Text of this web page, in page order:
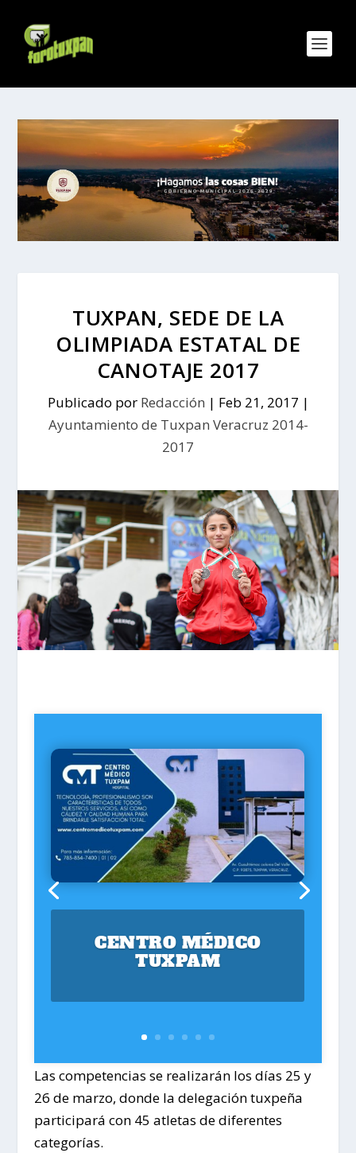
TUXPAN, SEDE DE LA
OLIMPIADA ESTATAL DE
CANOTAJE 2017
Publicado por Redacción | Feb 21, 2017 |
Ayuntamiento de Tuxpan Veracruz 2014-
2017
CENTRO MÉDICO
TUXPAM
Las competencias se realizarán los días 25 y
26 de marzo, donde la delegación tuxpeña
participará con 45 atletas de diferentes
categorías.